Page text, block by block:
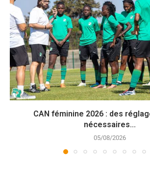
CAN féminine 2026 : des
nécessaires...
05/08/2026